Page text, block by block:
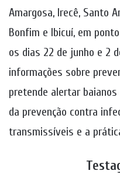
Amargosa, Irecê, Santo
Bonfim e Ibicuí, em
os dias 22 de junho e 2
informações sobre
pretende alertar
da prevenção contra
transmissíveis e a